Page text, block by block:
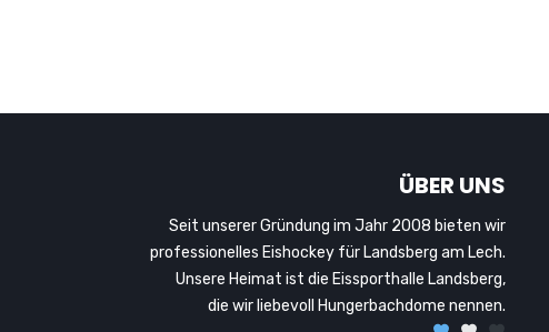
ÜBER UNS
Seit unserer Gründung im Jahr 2008 bieten wir
professionelles Eishockey für Landsberg am Lech.
Unsere Heimat ist die Eissporthalle Landsberg,
die wir liebevoll Hungerbachdome nennen.